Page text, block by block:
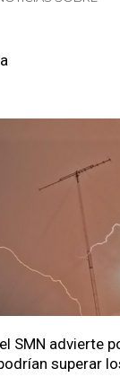
SMN advierte
superar